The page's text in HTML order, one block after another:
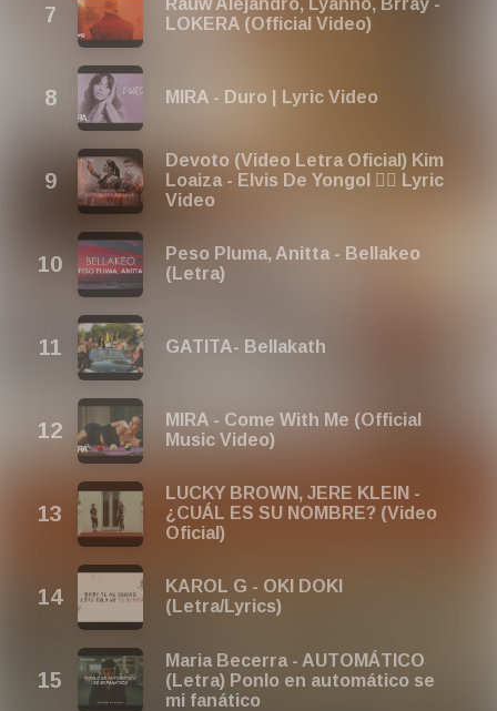
Rauw Alejandro, Lyanno, Brray -
LOKERA (Official Video)
MIRA - Duro | Lyric Video
Devoto (Video Letra Oficial) Kim
Loaiza - Elvis De Yongol ✍🏻 Lyric
Video
Peso Pluma, Anitta - Bellakeo
(Letra)
GATITA- Bellakath
MIRA - Come With Me (Official
Music Video)
LUCKY BROWN, JERE KLEIN -
¿CUÁL ES SU NOMBRE? (Video
Oficial)
KAROL G - OKI DOKI
(Letra/Lyrics)
Maria Becerra - AUTOMÁTICO
(Letra) Ponlo en automático se
mi fanático